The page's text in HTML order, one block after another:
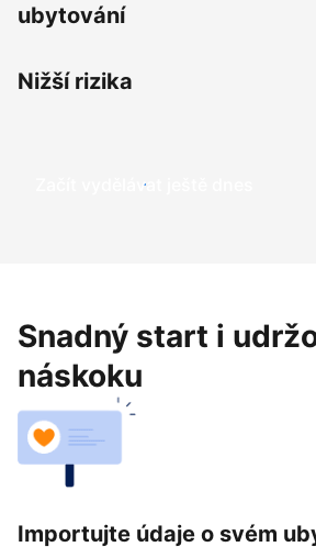
ubytování
Nižší rizika
Začít vydělávat ještě dnes
Snadný start i
náskoku
Importujte údaje o svém